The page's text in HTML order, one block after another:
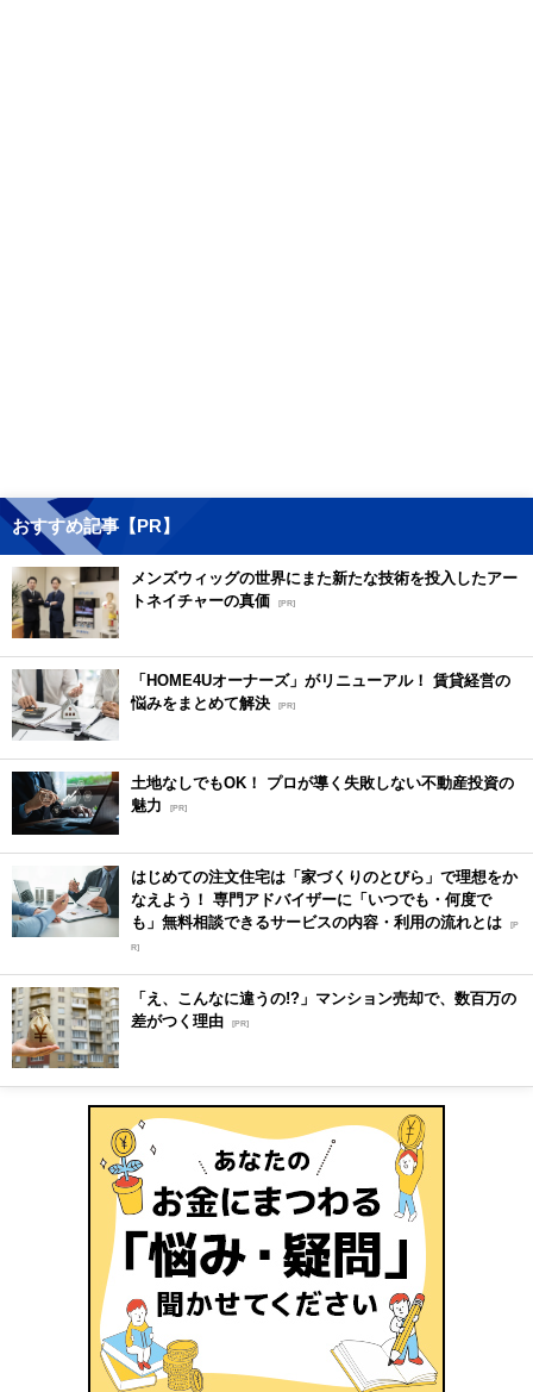
おすすめ記事【PR】
メンズウィッグの世界にまた新たな技術を投入したアー
トネイチャーの真価
[PR]
「HOME4Uオーナーズ」がリニューアル！ 賃貸経営の
悩みをまとめて解決 [PR]
土地なしでもOK！ プロが導く失敗しない不動産投資の
魅力
[PR]
はじめての注文住宅は「家づくりのとびら」で理想をか
なえよう！ 専門アドバイザーに「いつでも・何度で
も」無料相談できるサービスの内容・利用の流れとは [P
R]
「え、こんなに違うの!?」マンション売却で、数百万の
差がつく理由 [PR]